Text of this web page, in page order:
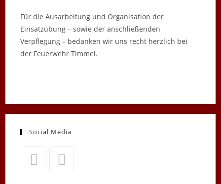
Für die Ausarbeitung und Organisation der
Einsatzübung – sowie der anschließenden
Verpflegung – bedanken wir uns recht herzlich bei
der Feuerwehr Timmel.
Social Media